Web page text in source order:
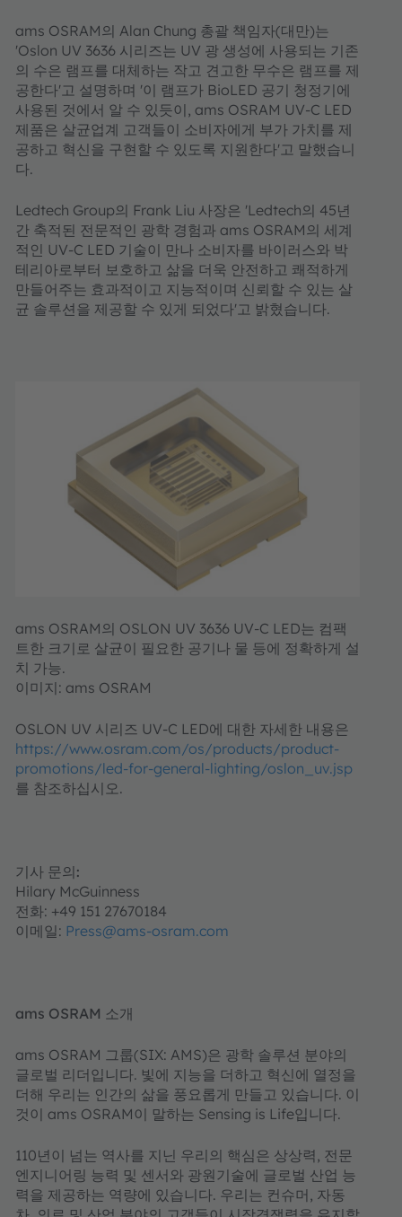
ams OSRAM의 Alan Chung 총괄 책임자(대만)는
'Oslon UV 3636 시리즈는 UV 광 생성에 사용되는 기존
의 수은 램프를 대체하는 작고 견고한 무수은 램프를 제
공한다'고 설명하며 '이 램프가 BioLED 공기 청정기에
사용된 것에서 알 수 있듯이, ams OSRAM UV-C LED
제품은 살균업계 고객들이 소비자에게 부가 가치를 제
공하고 혁신을 구현할 수 있도록 지원한다'고 말했습니
다.
Ledtech Group의 Frank Liu 사장은 'Ledtech의 45년
간 축적된 전문적인 광학 경험과 ams OSRAM의 세계
적인 UV-C LED 기술이 만나 소비자를 바이러스와 박
테리아로부터 보호하고 삶을 더욱 안전하고 쾌적하게
만들어주는 효과적이고 지능적이며 신뢰할 수 있는 살
균 솔루션을 제공할 수 있게 되었다'고 밝혔습니다.
ams OSRAM의 OSLON UV 3636 UV-C LED는 컴팩
트한 크기로 살균이 필요한 공기나 물 등에 정확하게 설
치 가능.
이미지: ams OSRAM
OSLON UV 시리즈 UV-C LED에 대한 자세한 내용은
https://www.osram.com/os/products/product-
promotions/led-for-general-lighting/oslon_uv.jsp
를 참조하십시오.
기사 문의:
Hilary McGuinness
전화: +49 151 27670184
이메일: Press@ams-osram.com
ams OSRAM 소개
ams OSRAM 그룹(SIX: AMS)은 광학 솔루션 분야의
글로벌 리더입니다. 빛에 지능을 더하고 혁신에 열정을
더해 우리는 인간의 삶을 풍요롭게 만들고 있습니다. 이
것이 ams OSRAM이 말하는 Sensing is Life입니다.
110년이 넘는 역사를 지닌 우리의 핵심은 상상력, 전문
엔지니어링 능력 및 센서와 광원기술에 글로벌 산업 능
력을 제공하는 역량에 있습니다. 우리는 컨슈머, 자동